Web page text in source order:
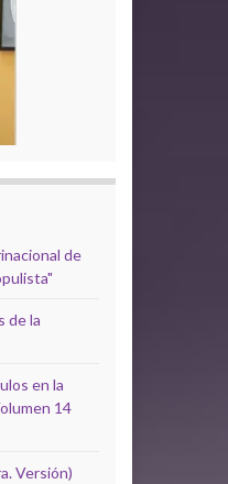
de
de la
en la
14
Versión)